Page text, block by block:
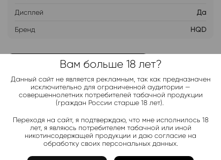
Дисплей Да
Бренд HQD
ДОБАВИТЬ В ЛИСТ ОЖИДАНИЯ
Хочу дешевле
Telegram-канал 2000+
Актуальные новинки и акции каждые день!
Подписаться
Вам больше 18 лет?
Данный сайт не является рекламным, так как предназначен
исключительно для ограниченной аудитории —
совершеннолетних потребителей табачной продукции
(граждан России старше 18 лет).
Переходя на сайт, я подтверждаю, что мне исполнилось 18
лет, я являюсь потребителем табачной или иной
никотинсодержащей продукции и даю согласие на
обработку своих персональных данных.